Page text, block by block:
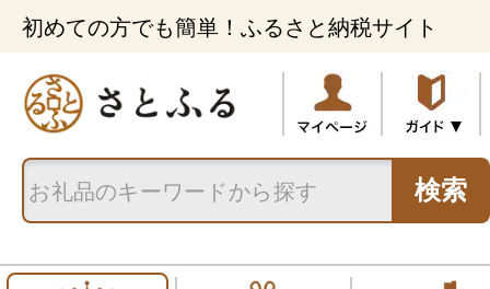
初めての方でも簡単！ふるさと納税サイト
検索